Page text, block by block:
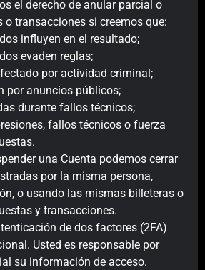
el derecho de anular parcial o
transacciones si creemos que:
influyen en el resultado;
evaden reglas;
por actividad criminal;
por anuncios públicos;
durante fallos técnicos;
fallos técnicos o fuerza
una Cuenta podemos cerrar
por la misma persona,
o usando las mismas billeteras o
y transacciones.
de dos factores (2FA)
Usted es responsable por
su información de acceso.